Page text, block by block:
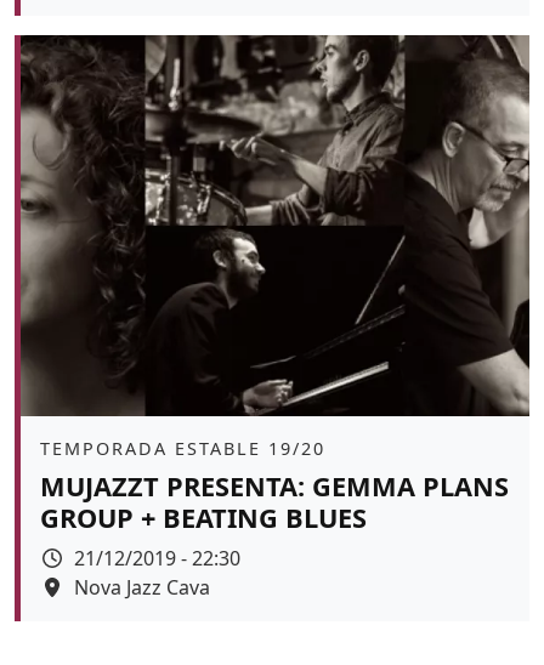
Àmbit
TEMPORADA ESTABLE 19/20
MUJAZZT PRESENTA: GEMMA PLANS
GROUP + BEATING BLUES
Data
21/12/2019 - 22:30
Espai
Nova Jazz Cava